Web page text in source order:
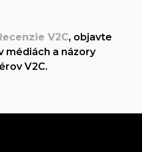
V2C, objavte
médiách a názory
V2C.